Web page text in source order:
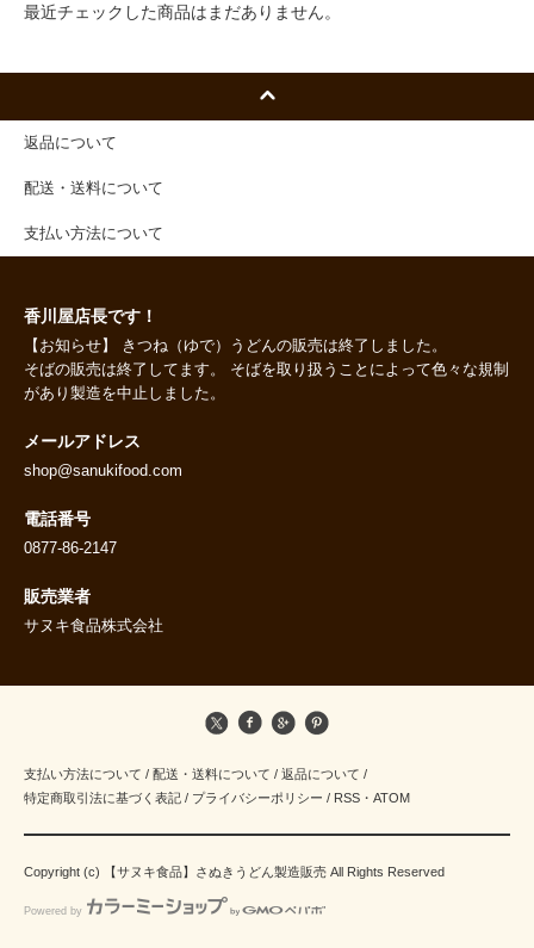
最近チェックした商品はまだありません。
返品について
配送・送料について
支払い方法について
香川屋店長です！
【お知らせ】 きつね（ゆで）うどんの販売は終了しました。
そばの販売は終了してます。 そばを取り扱うことによって色々な規制
があり製造を中止しました。
メールアドレス
shop@sanukifood.com
電話番号
0877-86-2147
販売業者
サヌキ食品株式会社
支払い方法について / 配送・送料について / 返品について /
特定商取引法に基づく表記 / プライバシーポリシー / RSS ・ ATOM
Copyright (c) 【サヌキ食品】さぬきうどん製造販売 All Rights Reserved
Powered by